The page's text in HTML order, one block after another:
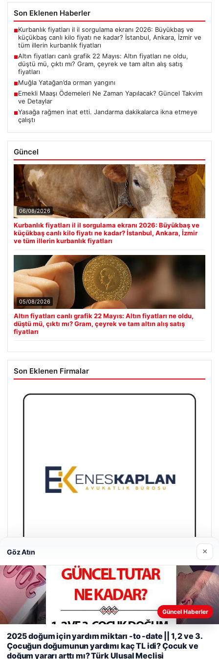
Son Eklenen Haberler
■Kurbanlık fiyatları il il sorgulama ekranı 2026: Büyükbaş ve
küçükbaş canlı kilo fiyatı ne kadar? İstanbul, Ankara, İzmir ve
tüm illerin kurbanlık fiyatları
■Altın fiyatları canlı grafik 22 Mayıs: Altın fiyatları ne oldu,
düştü mü, çıktı mı? Gram, çeyrek ve tam altın alış satış
fiyatları
■Muğla Yatağan’da orman yangını
■Emekli Maaşı Ödemeleri Ne Zaman Yapılacak? Güncel Takvim
ve Detaylar
■Yasağa rağmen inat etti. Jandarma dakikalarca ikna etmeye
çalıştı
Güncel
06/08/2026
Kurbanlık fiyatları il il sorgulama ekranı 2026: Büyükbaş ve
küçükbaş canlı kilo fiyatı ne kadar? İstanbul, Ankara, İzmir
ve tüm illerin kurbanlık fiyatları
05/08/2026
Altın fiyatları canlı grafik 22 Mayıs: Altın fiyatları ne oldu,
düştü mü, çıktı mı? Gram, çeyrek ve tam altın alış satış
fiyatları
Son Eklenen Firmalar
Enes Kaplan Avukatlık Bürosu
28/04/2026
Web sitemizi nasıl kullandığınızı daha iyi anlayabilmek,
deneyiminizi kişiselleştirmek ve geliştirmek amacıyla çerezler
Göz Atın ×
Güncel Haberler
2025 doğum için yardım miktarı -to -date || 1, 2 ve 3.
Çocuğun doğumunun yardımı kaç TL idi? Çocuk ve
doğum yararı arttı mı? Türk Ulusal Meclisi